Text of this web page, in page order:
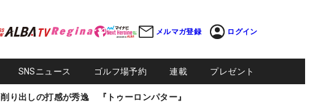
メルマガ登録 ログイン
SNSニュース ゴルフ場予約 連載 プレゼント
削り出しの打感が秀逸 『トゥーロンパター』